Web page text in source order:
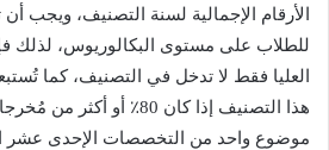
الأرقام الإجمالية لسنة التصنيف، ويجب
للطلاب على مستوى البكالوريوس،
العليا فقط لا تدخل في التصنيف، كما
هذا التصنيف إذا كان 80٪ أو
موضوع واحد من التخصصات الإحدى عشر